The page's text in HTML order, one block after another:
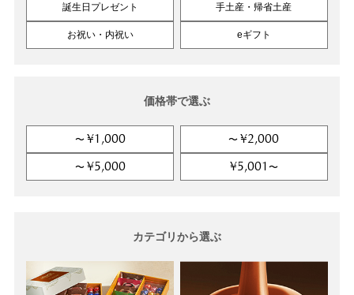
誕生日プレゼント 手土産・帰省土産
お祝い・内祝い eギフト
価格帯で選ぶ
〜 ¥1,000 〜 ¥2,000
〜 ¥5,000 ¥5,001 〜
カテゴリから選ぶ